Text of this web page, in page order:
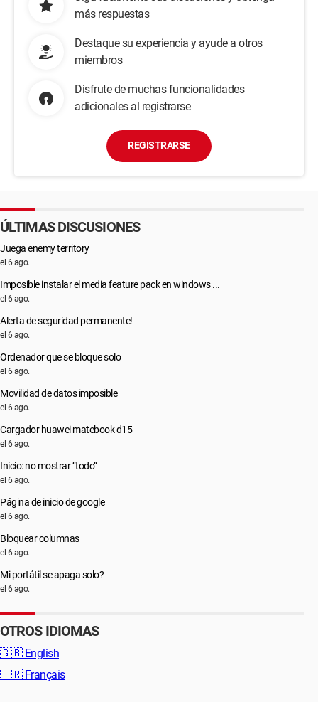
más respuestas
Destaque su experiencia y ayude a otros
miembros
Disfrute de muchas funcionalidades
adicionales al registrarse
REGISTRARSE
ÚLTIMAS DISCUSIONES
Juega enemy territory
el 6 ago.
Imposible instalar el media feature pack en windows ...
el 6 ago.
Alerta de seguridad permanente!
el 6 ago.
Ordenador que se bloque solo
el 6 ago.
Movilidad de datos imposible
el 6 ago.
Cargador huawei matebook d15
el 6 ago.
Inicio: no mostrar “todo”
el 6 ago.
Página de inicio de google
el 6 ago.
Bloquear columnas
el 6 ago.
Mi portátil se apaga solo?
el 6 ago.
OTROS IDIOMAS
🇬🇧 English
🇫🇷 Français